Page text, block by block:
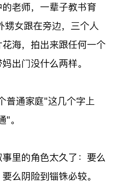
老师，一辈子教书育
甥女跟在旁边，三个人
海，拍出来跟任何一个
出门没什么两样。
普通家庭"这几个字上
。
里的角色太久了：要么
么阴险到锱铢必较。